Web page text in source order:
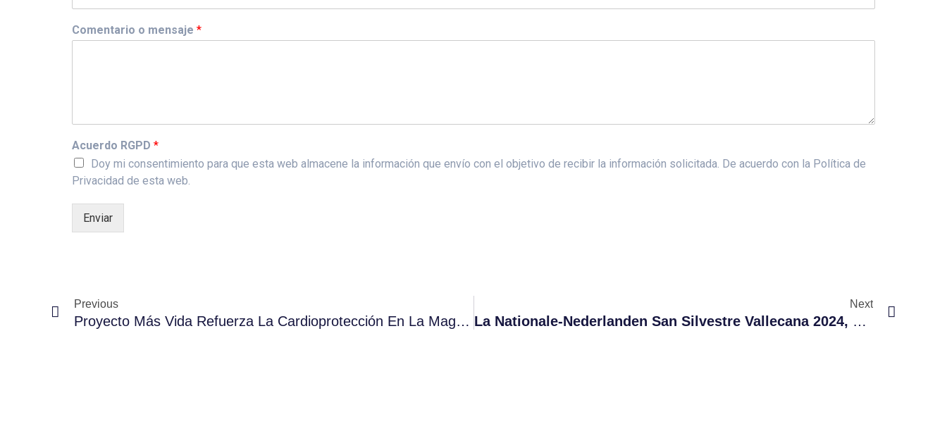
Comentario o mensaje *
Acuerdo RGPD *
Doy mi consentimiento para que esta web almacene la información que envío con el objetivo de recibir la información solicitada. De acuerdo con la Política de
Privacidad de esta web.
Enviar
Previous
Proyecto Más Vida Refuerza La Cardioprotección En La Magna Y El Plan De Navidad 2024 De Sevilla, Con La Cesión De Más De 20 Desfibriladores
Next
La Nationale-Nederlanden San Silvestre Vallecana 2024, Una Carrera Cardioprotegida Gracias A Proyecto+Vida